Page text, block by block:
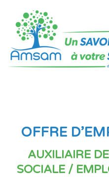
OFFRE
AUXILIAIRE
SOCIALE /